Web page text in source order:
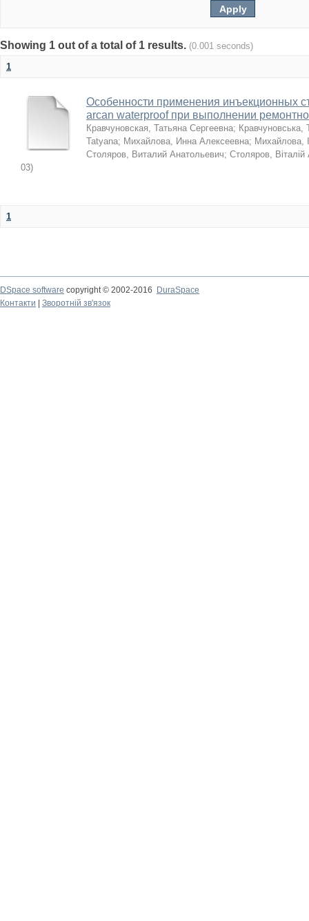
Showing 1 out of a total of 1 results. (0.001 seconds)
1
Особенности применения инъекционных
arcan waterproof при выполнении
Кравчуновская, Татьяна Сергеевна; Кравчуновська,
Tatyana; Михайлова, Инна Алексеевна; Михайлова,
Столяров, Виталий Анатольевич; Столяров, Віталій
03)
1
DSpace software copyright © 2002-2016
DuraSpace
Контакти
Зворотній зв'язок